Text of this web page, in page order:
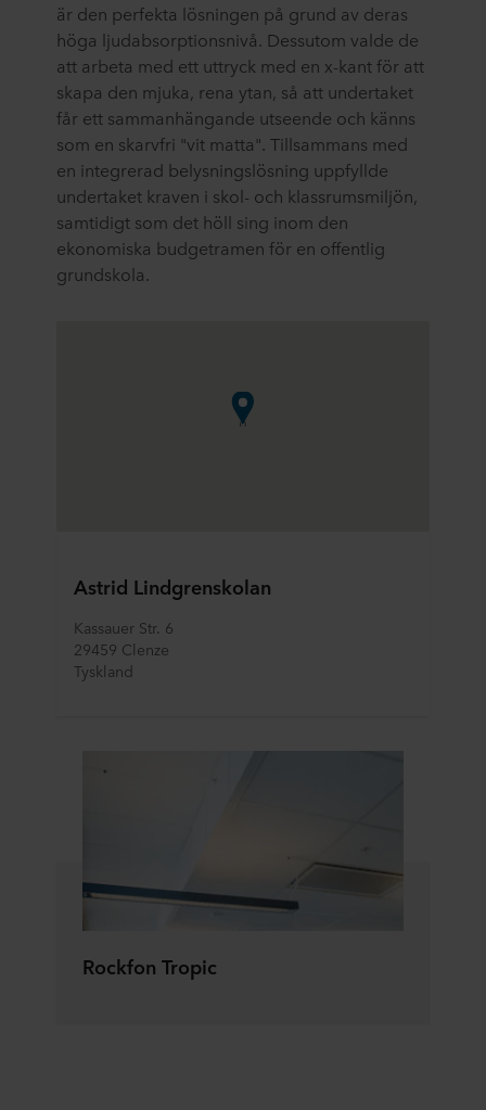
är den perfekta lösningen på grund av deras
höga ljudabsorptionsnivå. Dessutom valde de
att arbeta med ett uttryck med en x-kant för att
skapa den mjuka, rena ytan, så att undertaket
får ett sammanhängande utseende och känns
som en skarvfri "vit matta". Tillsammans med
en integrerad belysningslösning uppfyllde
undertaket kraven i skol- och klassrumsmiljön,
samtidigt som det höll sing inom den
ekonomiska budgetramen för en offentlig
grundskola.
Astrid Lindgrenskolan
Kassauer Str. 6
29459 Clenze
Tyskland
Rockfon Tropic